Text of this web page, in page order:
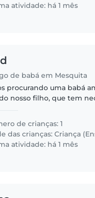
atividade: há 1 mês
de babá em Mesquita
procurando uma babá
nosso filho, que tem
Ele é uma..
de crianças: 1
das crianças:Criança
atividade: há 1 mês